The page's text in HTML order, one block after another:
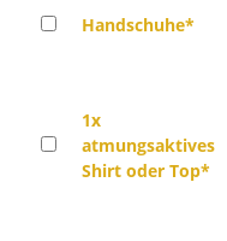
Handschuhe*
1x
atmungsaktives
Shirt oder Top*